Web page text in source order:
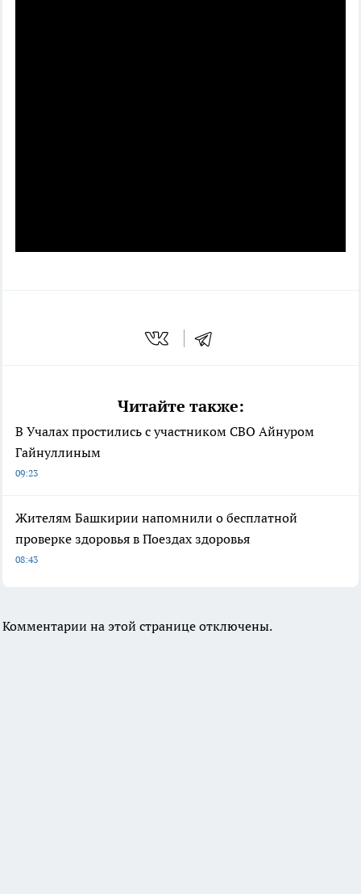
Читайте также:
В Учалах простились с участником СВО Айнуром
Гайнуллиным
09:23
Жителям Башкирии напомнили о бесплатной
проверке здоровья в Поездах здоровья
08:43
Комментарии на этой странице отключены.